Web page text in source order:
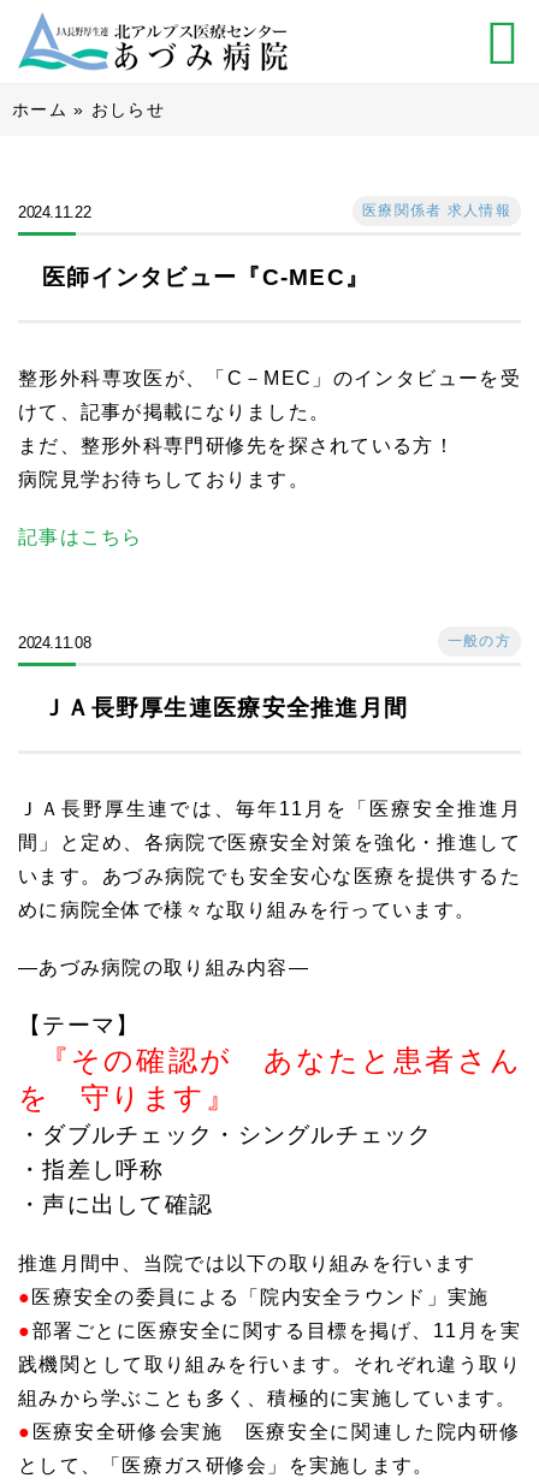
ホーム » おしらせ
2024.11.22 医療関係者 求人情報
医師インタビュー『C-MEC』
整形外科専攻医が、「C－MEC」のインタビューを受
けて、記事が掲載になりました。
まだ、整形外科専門研修先を探されている方！
病院見学お待ちしております。
記事はこちら
2024.11.08 一般の方
ＪＡ長野厚生連医療安全推進月間
ＪＡ長野厚生連では、毎年11月を「医療安全推進月
間」と定め、各病院で医療安全対策を強化・推進して
います。あづみ病院でも安全安心な医療を提供するた
めに病院全体で様々な取り組みを行っています。
―あづみ病院の取り組み内容―
【テーマ】
『その確認が あなたと患者さん
を 守ります』
・ダブルチェック・シングルチェック
・指差し呼称
・声に出して確認
推進月間中、当院では以下の取り組みを行います
● 医療安全の委員による「院内安全ラウンド」実施
●部署ごとに医療安全に関する目標を掲げ、11月を実
践機関として取り組みを行います。それぞれ違う取り
組みから学ぶことも多く、積極的に実施しています。
● 医療安全研修会実施 医療安全に関連した院内研修
として、「医療ガス研修会」を実施します。